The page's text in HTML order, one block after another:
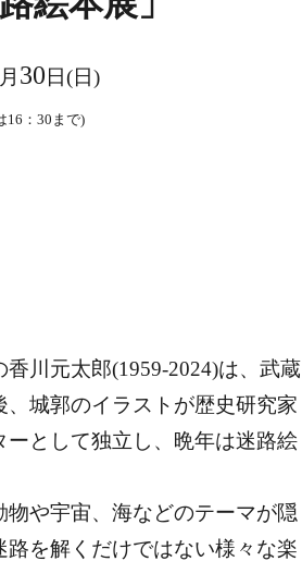
月 30 日(日)
16：30まで)
川元太郎(1959-2024)は、武蔵
城郭のイラストが歴史研究家
として独立し、晩年は迷路絵
や宇宙、海などのテーマが隠
を解くだけではない様々な楽